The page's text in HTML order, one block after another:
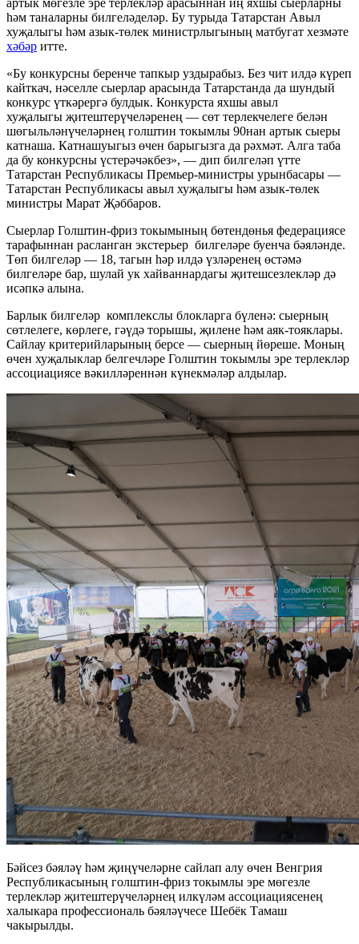
һәм таналарны билгеләделәр. Бу турыда Татарстан Авыл
хуҗалыгы һәм азык-төлек министрлыгының матбугат хезмәте
хәбәр итте.
«Бу конкурсны беренче тапкыр уздырабыз. Без чит илдә күреп
кайткач, нәселле сыерлар арасында Татарстанда да шундый
конкурс үткәрергә булдык. Конкурста яхшы авыл
хуҗалыгы җитештерүчеләренең — сөт терлекчелеге белән
шөгыльләнүчеләрнең голштин токымлы 90нан артык сыеры
катнаша. Катнашуыгыз өчен барыгызга да рәхмәт. Алга таба
да бу конкурсны үстерәчәкбез», — дип билгеләп үтте
Татарстан Республикасы Премьер-министры урынбасары —
Татарстан Республикасы авыл хуҗалыгы һәм азык-төлек
министры Марат Җәббаров.
Сыерлар Голштин-фриз токымының бөтендөнья федерациясе
тарафыннан расланган экстерьер билгеләре буенча бәяләнде.
Төп билгеләр — 18, тагын һәр илдә үзләренең өстәмә
билгеләре бар, шулай ук хайваннардагы җитешсезлекләр дә
исәпкә алына.
Барлык билгеләр комплекслы блокларга бүленә: сыерның
сөтлелеге, көрлеге, гәүдә торышы, җилене һәм аяк-тояклары.
Сайлау критерийларының берсе — сыерның йөреше. Моның
өчен хуҗалыклар белгечләре Голштин токымлы эре терлекләр
ассоциациясе вәкилләреннән күнекмәләр алдылар.
Бәйсез бәяләү һәм җиңүчеләрне сайлап алу өчен Венгрия
Республикасының голштин-фриз токымлы эре мөгезле
терлекләр җитештерүчеләрнең илкүләм ассоциациясенең
халыкара профессиональ бәяләүчесе Шебёк Тамаш
чакырылды.